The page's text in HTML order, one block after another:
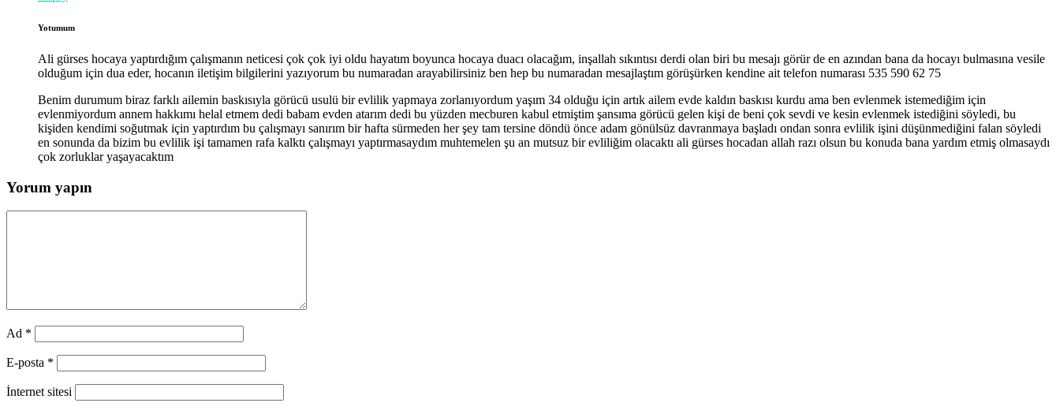
Yotumum
Ali gürses hocaya yaptırdığım çalışmanın neticesi çok çok iyi oldu hayatım boyunca hocaya duacı olacağım, inşallah sıkıntısı derdi olan biri bu mesajı görür de en azından bana da hocayı bulmasına vesile
olduğum için dua eder, hocanın iletişim bilgilerini yazıyorum bu numaradan arayabilirsiniz ben hep bu numaradan mesajlaştım görüşürken kendine ait telefon numarası 535 590 62 75
Benim durumum biraz farklı ailemin baskısıyla görücü usulü bir evlilik yapmaya zorlanıyordum yaşım 34 olduğu için artık ailem evde kaldın baskısı kurdu ama ben evlenmek istemediğim için
evlenmiyordum annem hakkımı helal etmem dedi babam evden atarım dedi bu yüzden mecburen kabul etmiştim şansıma görücü gelen kişi de beni çok sevdi ve kesin evlenmek istediğini söyledi, bu
kişiden kendimi soğutmak için yaptırdım bu çalışmayı sanırım bir hafta sürmeden her şey tam tersine döndü önce adam gönülsüz davranmaya başladı ondan sonra evlilik işini düşünmediğini falan söyledi
en sonunda da bizim bu evlilik işi tamamen rafa kalktı çalışmayı yaptırmasaydım muhtemelen şu an mutsuz bir evliliğim olacaktı ali gürses hocadan allah razı olsun bu konuda bana yardım etmiş olmasaydı
çok zorluklar yaşayacaktım
Yorum yapın
Ad *
E-posta *
İnternet sitesi